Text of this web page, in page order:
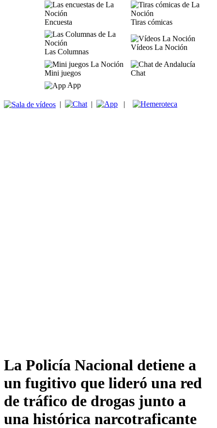
Encuesta Tiras cómicas
Las Columnas
Vídeos La Noción
Mini juegos
Chat
App
| | |
La Policía Nacional detiene a
un fugitivo que lideró una red
de tráfico de drogas junto a
una histórica narcotraficante